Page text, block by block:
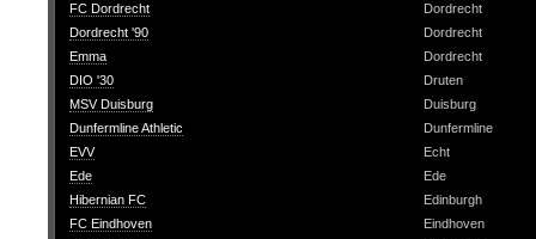
FC Dordrecht
Dordrecht
Dordrecht '90
Dordrecht
Emma
Dordrecht
DIO '30
Druten
MSV Duisburg
Duisburg
Dunfermline Athletic
Dunfermline
EVV
Echt
Ede
Ede
Hibernian FC
Edinburgh
FC Eindhoven
Eindhoven